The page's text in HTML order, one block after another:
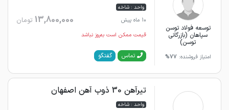
توسعه فولاد توسن
سپاهان (بازرگانی
توسن)
امتیاز فروشنده: 77%
واحد : شاخه
10 ماه پیش
13,800,000 تومان
قیمت ممکن است به‌روز نباشد
تماس گفتگو
تیرآهن 30 ذوب آهن اصفهان
واحد : شاخه